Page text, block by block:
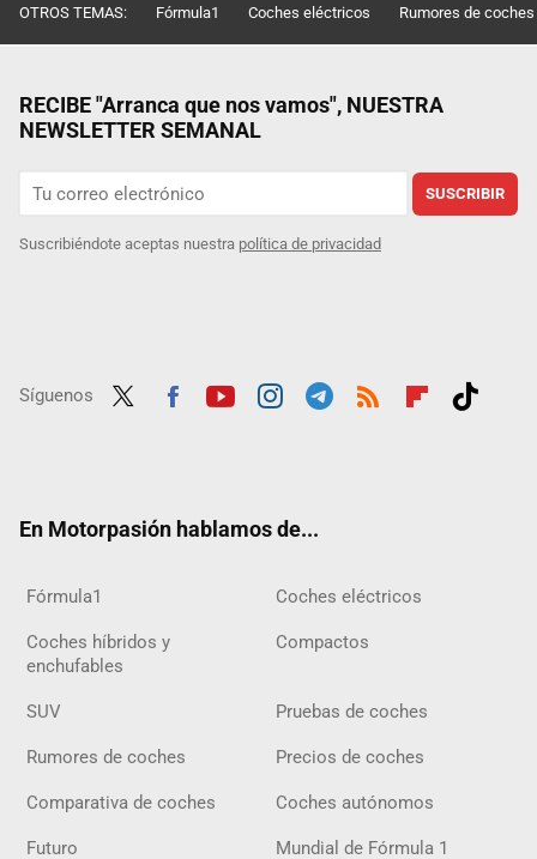
OTROS TEMAS: Fórmula1 Coches eléctricos Rumores de coches
RECIBE "Arranca que nos vamos", NUESTRA
NEWSLETTER SEMANAL
SUSCRIBIR
Suscribiéndote aceptas nuestra política de privacidad
Síguenos
En Motorpasión hablamos de...
Fórmula1 Coches eléctricos
Coches híbridos y
enchufables
Compactos
SUV Pruebas de coches
Rumores de coches Precios de coches
Comparativa de coches Coches autónomos
Futuro Mundial de Fórmula 1